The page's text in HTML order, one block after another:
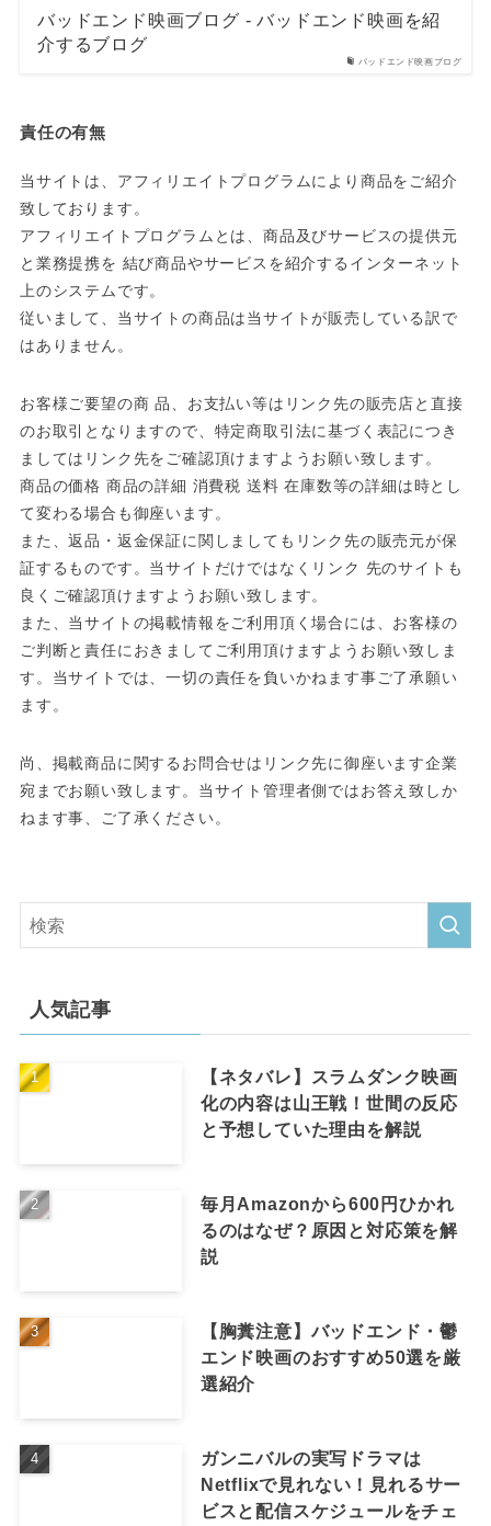
バッドエンド映画ブログ
バッドエンド映画ブログ - バッドエンド映画を紹
介するブログ
責任の有無
当サイトは、アフィリエイトプログラムにより商品をご紹介
致しております。
アフィリエイトプログラムとは、商品及びサービスの提供元
と業務提携を 結び商品やサービスを紹介するインターネット
上のシステムです。
従いまして、当サイトの商品は当サイトが販売している訳で
はありません。
お客様ご要望の商 品、お支払い等はリンク先の販売店と直接
のお取引となりますので、特定商取引法に基づく表記につき
ましてはリンク先をご確認頂けますようお願い致します。
商品の価格 商品の詳細 消費税 送料 在庫数等の詳細は時とし
て変わる場合も御座います。
また、返品・返金保証に関しましてもリンク先の販売元が保
証するものです。当サイトだけではなくリンク 先のサイトも
良くご確認頂けますようお願い致します。
また、当サイトの掲載情報をご利用頂く場合には、お客様の
ご判断と責任におきましてご利用頂けますようお願い致しま
す。当サイトでは、一切の責任を負いかねます事ご了承願い
ます。
尚、掲載商品に関するお問合せはリンク先に御座います企業
宛までお願い致します。当サイト管理者側ではお答え致しか
ねます事、ご了承ください。
人気記事
【ネタバレ】スラムダンク映画
化の内容は山王戦！世間の反応
と予想していた理由を解説
毎月Amazonから600円ひかれ
るのはなぜ？原因と対応策を解
説
【胸糞注意】バッドエンド・鬱
エンド映画のおすすめ50選を厳
選紹介
ガンニバルの実写ドラマは
Netflixで見れない！見れるサー
ビスと配信スケジュールをチェ